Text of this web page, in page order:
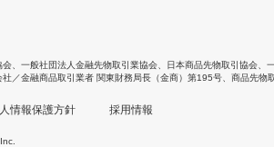
会 一般社団法人金融先物取引業協会 日本商品先物取引協会
社／金融商品取引業者 関東財務局長（金商）第195号、商品先物
情報保護方針 採用情報